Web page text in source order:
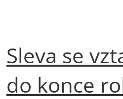
Sleva se
do konce